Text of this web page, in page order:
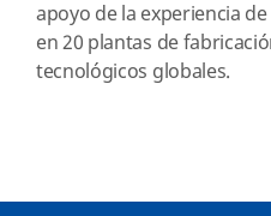
apoyo de la experiencia
en 20 plantas de
tecnológicos globales.